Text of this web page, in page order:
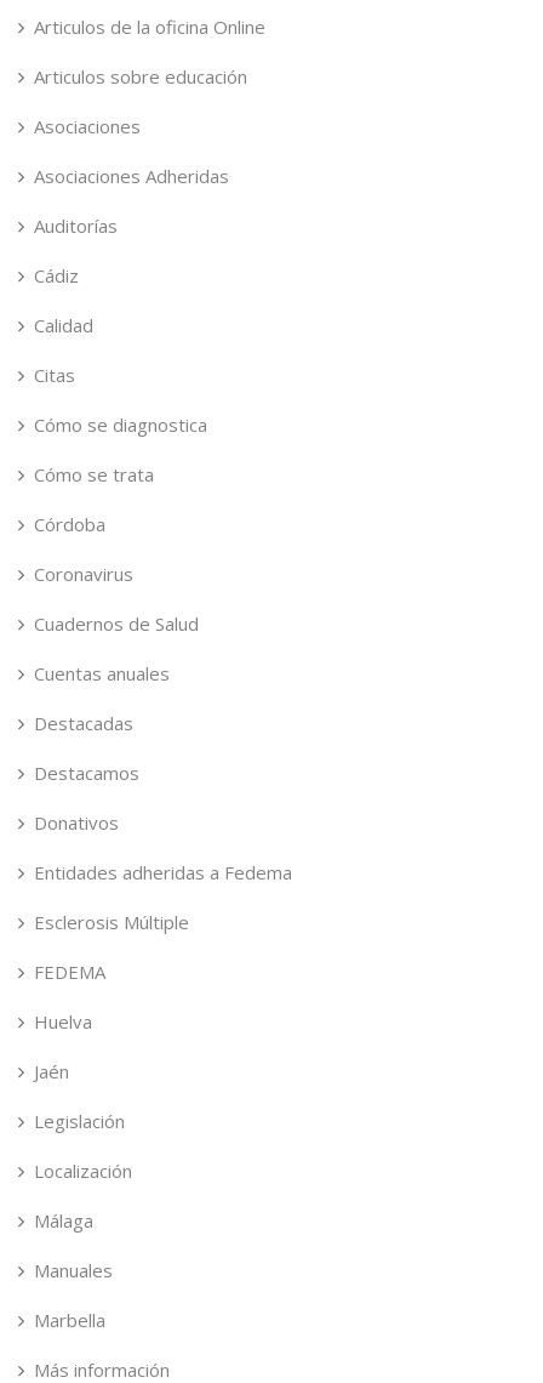
Articulos de la oficina Online
Articulos sobre educación
Asociaciones
Asociaciones Adheridas
Auditorías
Cádiz
Calidad
Citas
Cómo se diagnostica
Cómo se trata
Córdoba
Coronavirus
Cuadernos de Salud
Cuentas anuales
Destacadas
Destacamos
Donativos
Entidades adheridas a Fedema
Esclerosis Múltiple
FEDEMA
Huelva
Jaén
Legislación
Localización
Málaga
Manuales
Marbella
Más información